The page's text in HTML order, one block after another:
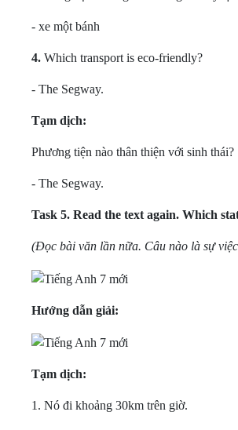
- xe một bánh
4.Which transport is eco-friendly?
- The Segway.
Tạm dịch:
Phương tiện nào thân thiện với sinh thái?
- The Segway.
Task 5. Read the text again. Which
(Đọc bài văn lần nữa. Câu nào là sự
Hướng dẫn giải:
Tạm dịch:
1. Nó đi khoảng 30km trên giờ.